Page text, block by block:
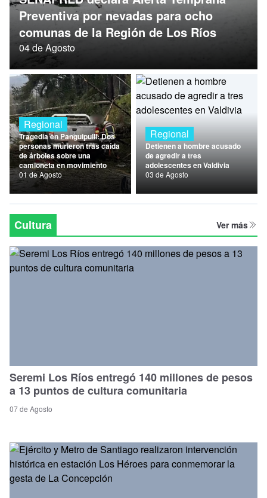
Nacional
Política
Preventiva por nevadas para ocho
comunas de la Región de Los Ríos
04 de Agosto
Regional
Tragedia en Panguipulli: Dos
personas murieron tras caída
de árboles sobre una
camioneta en movimiento
01 de Agosto
Regional
Detienen a hombre acusado
de agredir a tres
adolescentes en Valdivia
03 de Agosto
Cultura Ver más
Seremi Los Ríos entregó 140 millones de pesos
a 13 puntos de cultura comunitaria
07 de Agosto